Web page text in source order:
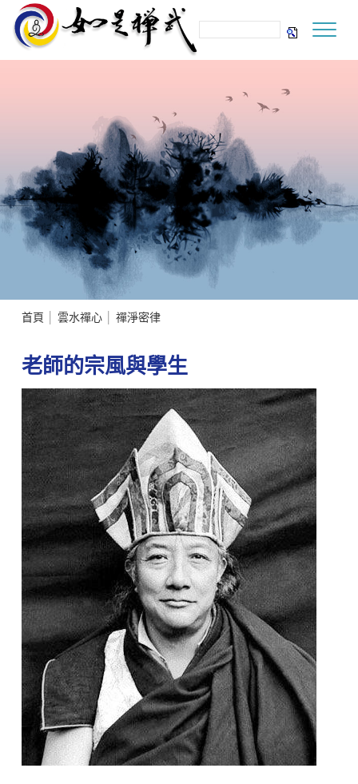
首頁 雲水禪心│ 禪淨密律
老師的宗風與學生